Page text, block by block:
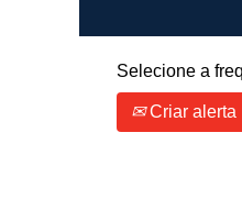
Selecione a
Criar alerta